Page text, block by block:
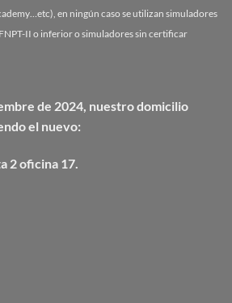
en ningún caso se utilizan simuladores
II o inferior o simuladores sin certificar
de 2024, nuestro domicilio
el nuevo:
2 oficina 17.